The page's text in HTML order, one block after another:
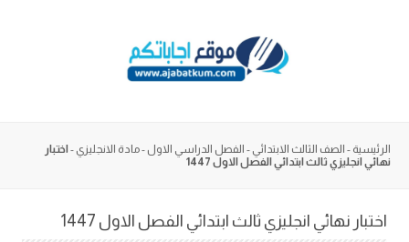
الرئيسية - الصف الثالث الابتدائي - الفصل الدراسي الاول -مادة الانجليزي - اختبار
نهائي انجليزي ثالث ابتدائي الفصل الاول 1447
اختبار نهائي انجليزي ثالث ابتدائي الفصل الاول 1447